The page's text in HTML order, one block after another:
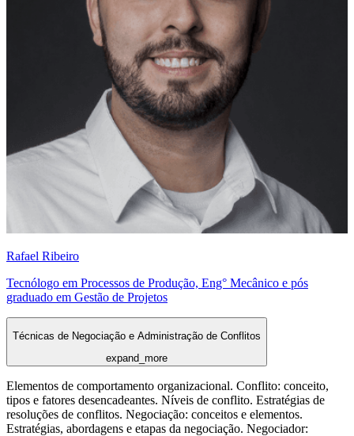
Rafael Ribeiro
Tecnólogo em Processos de Produção, Eng° Mecânico e pós
graduado em Gestão de Projetos
Técnicas de Negociação e Administração de Conflitos
expand_more
Elementos de comportamento organizacional. Conflito: conceito,
tipos e fatores desencadeantes. Níveis de conflito. Estratégias de
resoluções de conflitos. Negociação: conceitos e elementos.
Estratégias, abordagens e etapas da negociação. Negociador: